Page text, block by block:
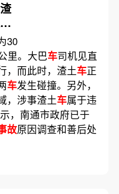
30
里。大巴车司机见直
，而此时，渣土车正
车发生碰撞。另外，
，涉事渣土车属于违
，南通市政府已于
故原因调查和善后处